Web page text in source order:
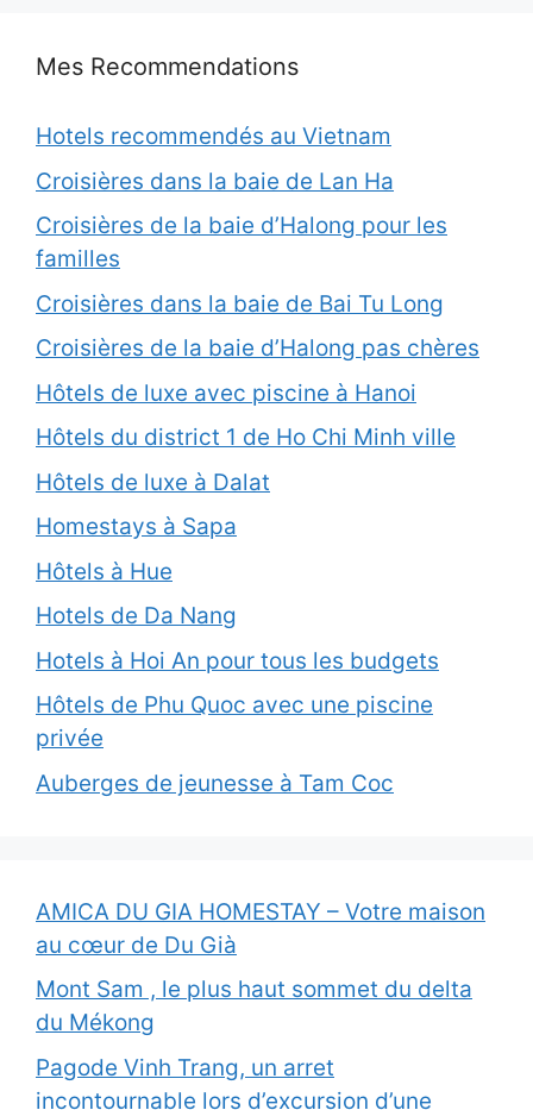
Mes Recommendations
Hotels recommendés au Vietnam
Croisières dans la baie de Lan Ha
Croisières de la baie d’Halong pour les
familles
Croisières dans la baie de Bai Tu Long
Croisières de la baie d’Halong pas chères
Hôtels de luxe avec piscine à Hanoi
Hôtels du district 1 de Ho Chi Minh ville
Hôtels de luxe à Dalat
Homestays à Sapa
Hôtels à Hue
Hotels de Da Nang
Hotels à Hoi An pour tous les budgets
Hôtels de Phu Quoc avec une piscine
privée
Auberges de jeunesse à Tam Coc
AMICA DU GIA HOMESTAY – Votre maison
au cœur de Du Già
Mont Sam , le plus haut sommet du delta
du Mékong
Pagode Vinh Trang, un arret
incontournable lors d’excursion d’une